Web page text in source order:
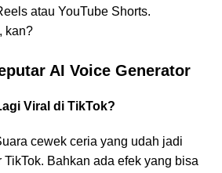
atau YouTube Shorts.
kan?
AI Voice Generator
Viral di TikTok?
cewek ceria yang udah jadi
Bahkan ada efek yang bisa